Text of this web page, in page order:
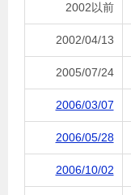
2002以前
2002/04/13
2005/07/24
2006/03/07
2006/05/28
2006/10/02